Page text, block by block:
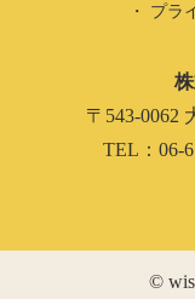
プラ
〒543-
TEL：06-
©